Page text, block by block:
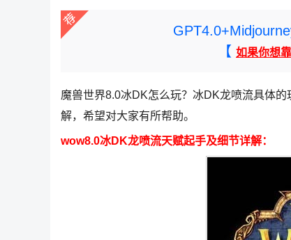
【 如果你想
魔兽世界8.0冰DK怎么玩？冰DK龙喷流具体
解，希望对大家有所帮助。
wow8.0冰DK龙喷流天赋起手及细节详解：